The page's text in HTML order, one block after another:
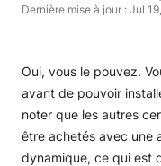
Dernière mise à jour : Jul
Oui, vous le pouvez.
avant de pouvoir
noter que les autres
être achetés avec une
dynamique, ce qui est